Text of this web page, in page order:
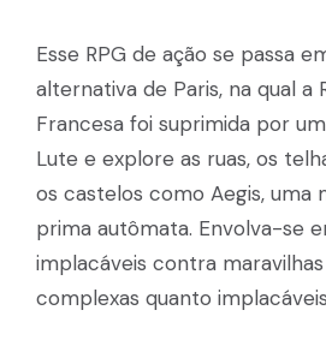
Esse RPG de ação se passa
alternativa de Paris, na qual a
Francesa foi suprimida por
Lute e explore as ruas, os
os castelos como Aegis, uma
prima autômata. Envolva-se
implacáveis contra
complexas quanto